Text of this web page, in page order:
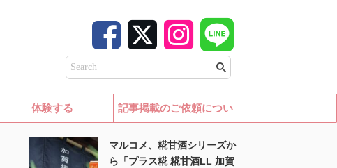
体験する 記事掲載のご依頼につい
マルコメ、糀甘酒シリーズか
ら「プラス糀 糀甘酒LL 加賀